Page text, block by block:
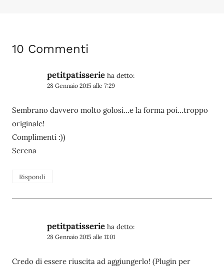
10 Commenti
petitpatisserie ha detto:
28 Gennaio 2015 alle 7:29
Sembrano davvero molto golosi…e la forma poi…troppo
originale!
Complimenti :))
Serena
Rispondi
petitpatisserie ha detto:
28 Gennaio 2015 alle 11:01
Credo di essere riuscita ad aggiungerlo! (Plugin per